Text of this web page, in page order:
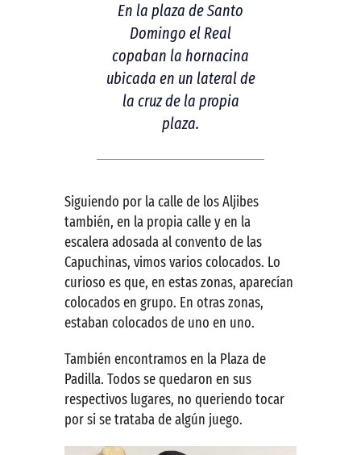
En la plaza de Santo
Domingo el Real
copaban la hornacina
ubicada en un lateral de
la cruz de la propia
plaza.
Siguiendo por la calle de los Aljibes
también, en la propia calle y en la
escalera adosada al convento de las
Capuchinas, vimos varios colocados. Lo
curioso es que, en estas zonas, aparecían
colocados en grupo. En otras zonas,
estaban colocados de uno en uno.
También encontramos en la Plaza de
Padilla. Todos se quedaron en sus
respectivos lugares, no queriendo tocar
por si se trataba de algún juego.